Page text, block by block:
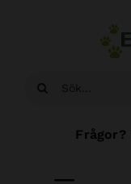
Sök
Frågor?